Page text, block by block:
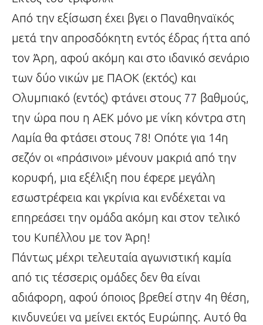
Από την εξίσωση έχει βγει ο Παναθηναϊκός
μετά την απροσδόκητη εντός έδρας ήττα από
τον Άρη, αφού ακόμη και στο ιδανικό σενάριο
των δύο νικών με ΠΑΟΚ (εκτός) και
Ολυμπιακό (εντός) φτάνει στους 77 βαθμούς,
την ώρα που η ΑΕΚ μόνο με νίκη κόντρα στη
Λαμία θα φτάσει στους 78! Οπότε για 14η
σεζόν οι «πράσινοι» μένουν μακριά από την
κορυφή, μια εξέλιξη που έφερε μεγάλη
εσωστρέφεια και γκρίνια και ενδέχεται να
επηρεάσει την ομάδα ακόμη και στον τελικό
του Κυπέλλου με τον Άρη!
Πάντως μέχρι τελευταία αγωνιστική καμία
από τις τέσσερις ομάδες δεν θα είναι
αδιάφορη, αφού όποιος βρεθεί στην 4η θέση,
κινδυνεύει να μείνει εκτός Ευρώπης. Αυτό θα